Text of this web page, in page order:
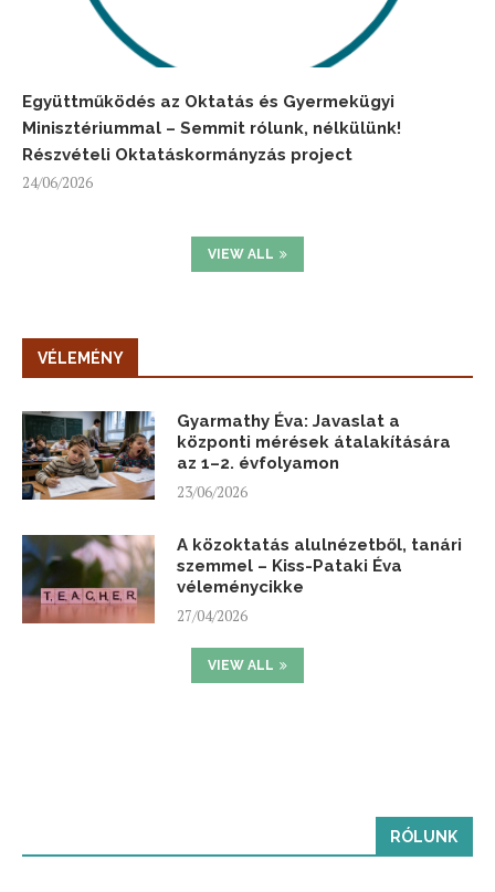
Együttműködés az Oktatás és Gyermekügyi
Minisztériummal – Semmit rólunk, nélkülünk!
Részvételi Oktatáskormányzás project
24/06/2026
VIEW ALL
VÉLEMÉNY
Gyarmathy Éva: Javaslat a
központi mérések átalakítására
az 1–2. évfolyamon
23/06/2026
A közoktatás alulnézetből, tanári
szemmel – Kiss-Pataki Éva
véleménycikke
27/04/2026
VIEW ALL
RÓLUNK